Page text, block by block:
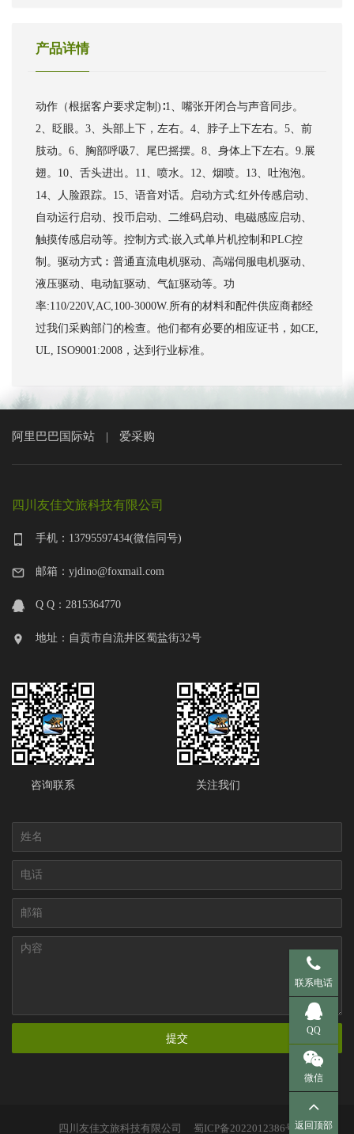
产品详情
动作（根据客户要求定制)∶1、嘴张开闭合与声音同步。
2、眨眼。3、头部上下，左右。4、脖子上下左右。5、前
肢动。6、胸部呼吸7、尾巴摇摆。8、身体上下左右。9.展
翅。10、舌头进出。11、喷水。12、烟喷。13、吐泡泡。
14、人脸跟踪。15、语音对话。启动方式:红外传感启动、
自动运行启动、投币启动、二维码启动、电磁感应启动、
触摸传感启动等。控制方式:嵌入式单片机控制和PLC控
制。驱动方式︰普通直流电机驱动、高端伺服电机驱动、
液压驱动、电动缸驱动、气缸驱动等。功
率:110/220V,AC,100-3000W.所有的材料和配件供应商都经
过我们采购部门的检查。他们都有必要的相应证书，如CE,
UL, ISO9001:2008，达到行业标准。
阿里巴巴国际站 爱采购
四川友佳文旅科技有限公司
手机：13795597434(微信同号)
邮箱：yjdino@foxmail.com
Q Q：2815364770
地址：自贡市自流井区蜀盐街32号
咨询联系 关注我们
提交
四川友佳文旅科技有限公司 蜀ICP备2022012386号
联系电话
手机 137-
QQ
QQ
微信
返回顶部